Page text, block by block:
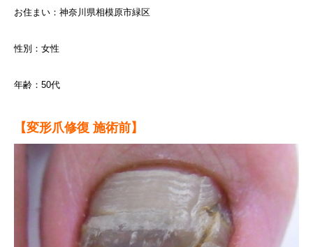
お住まい：神奈川県相模原市緑区
性別：女性
年齢：50代
【変形爪修復 施術前】